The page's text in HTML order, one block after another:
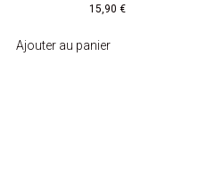
15,90 €
Ajouter au panier